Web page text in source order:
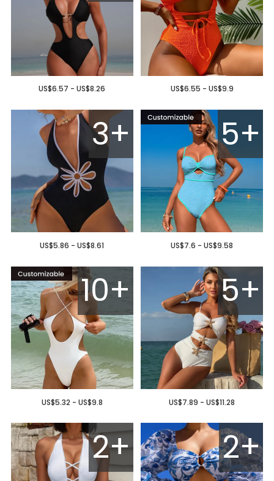
US$6.57 - US$8.26 US$6.55 - US$9.9
3+
US$5.86 - US$8.61
5+
US$7.6 - US$9.58
10+
US$5.32 - US$9.8
5+
US$7.89 - US$11.28
2+ 2+